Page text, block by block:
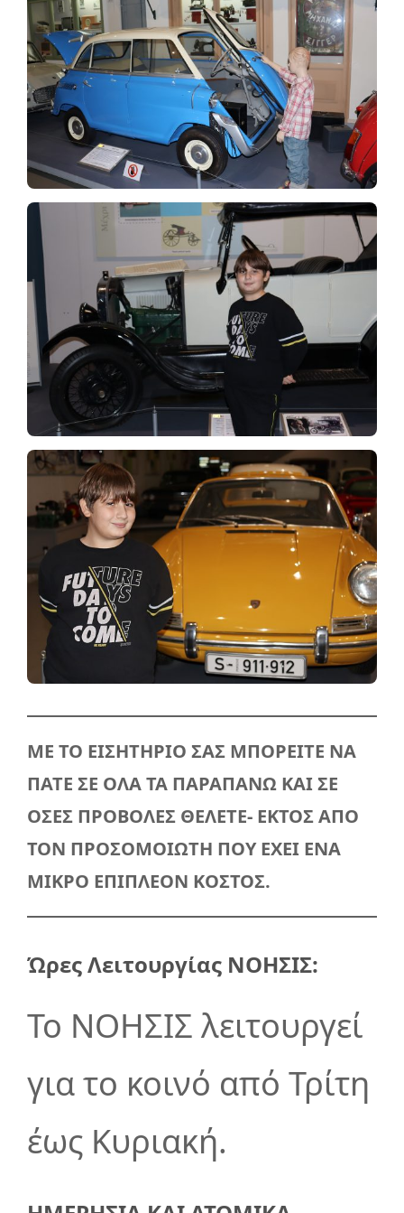
ΜΕ ΤΟ ΕΙΣΗΤΗΡΙΟ ΣΑΣ ΜΠΟΡΕΙΤΕ ΝΑ
ΠΑΤΕ ΣΕ ΟΛΑ ΤΑ ΠΑΡΑΠΑΝΩ ΚΑΙ ΣΕ
ΟΣΕΣ ΠΡΟΒΟΛΕΣ ΘΕΛΕΤΕ- ΕΚΤΟΣ ΑΠΟ
ΤΟΝ ΠΡΟΣΟΜΟΙΩΤΗ ΠΟΥ ΕΧΕΙ ΕΝΑ
ΜΙΚΡΟ ΕΠΙΠΛΕΟΝ ΚΟΣΤΟΣ.
Ώρες Λειτουργίας ΝΟΗΣΙΣ:
Το ΝΟΗΣΙΣ λειτουργεί
για το κοινό από Τρίτη
έως Κυριακή.